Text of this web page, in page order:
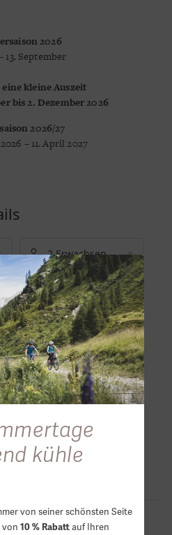
kühle
von seiner schönsten Seite
von 10 % Rabattauf Ihren
2026
13. September
kleine Auszeit
bis 2. Dezember 2026
2026/27
– 11. April 2027